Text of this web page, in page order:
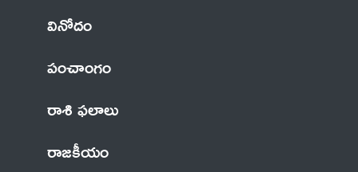
వినోదం
పంచాంగం
రాశి ఫలాలు
రాజకీయం